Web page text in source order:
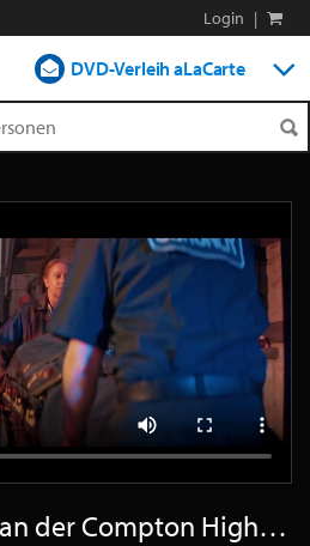
Login |
DVD-Verleih aLaCarte
Blog
Thriller - Blutbad an der Compton High - Trailer Deutsch HD